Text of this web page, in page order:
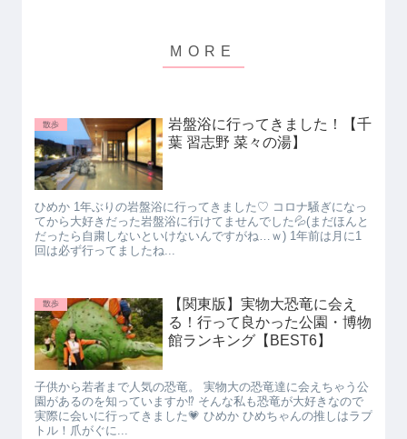
散歩
岩盤浴に行ってきました！【千
葉 習志野 菜々の湯】
ひめか 1年ぶりの岩盤浴に行ってきました♡ コロナ騒ぎになっ
てから大好きだった岩盤浴に行けてませんでした💦(まだほんと
だったら自粛しないといけないんですがね…ｗ) 1年前は月に1
回は必ず行ってましたね...
散歩
【関東版】実物大恐竜に会え
る！行って良かった公園・博物
館ランキング【BEST6】
子供から若者まで人気の恐竜。 実物大の恐竜達に会えちゃう公
園があるのを知っていますか⁉ そんな私も恐竜が大好きなので
実際に会いに行ってきました💗 ひめか ひめちゃんの推しはラプ
トル！爪がぐに...